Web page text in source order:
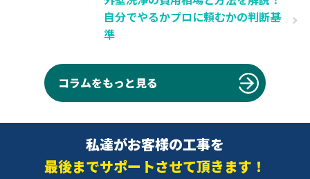
自分でやるかプロに頼むかの判断基
準
コラムをもっと見る
私達がお客様の工事を
最後までサポートさせて頂きます！